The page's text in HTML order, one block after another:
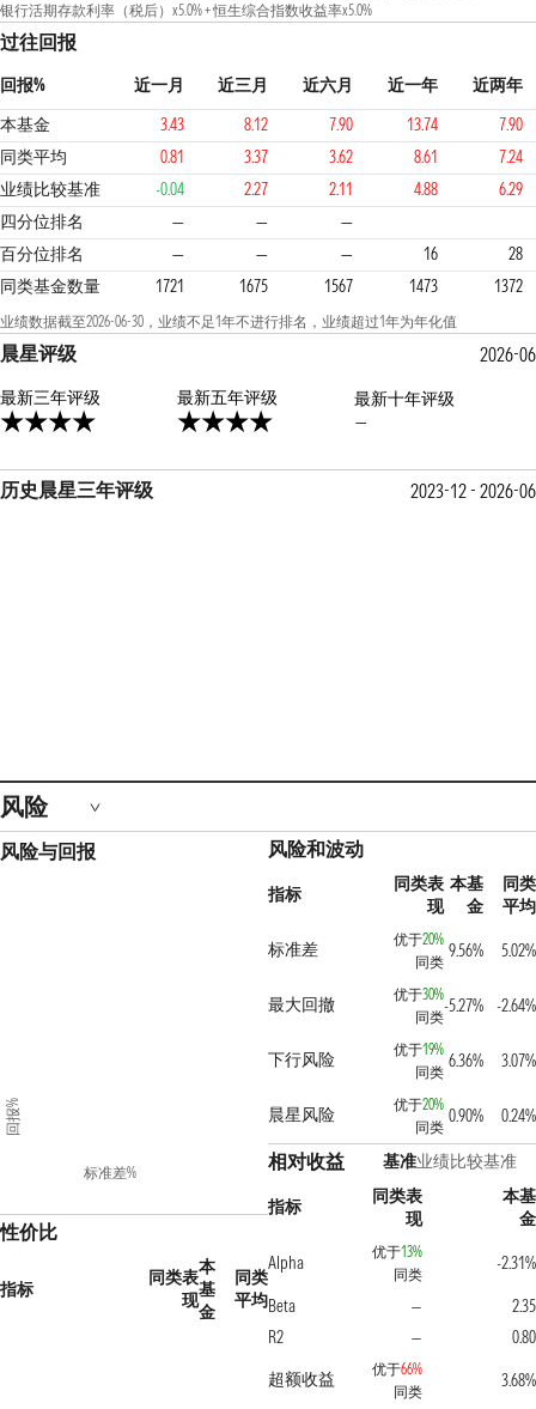
银行活期存款利率（税后）x5.0% + 恒生综合指数收益率x5.0%
过往回报
回报% 近一月 近三月 近六月 近一年
近两年
本基金
3.43 8.12 7.90 13.74
7.90
同类平均
0.81 3.37 3.62 8.61
7.24
业绩比较基准
-0.04 2.27 2.11 4.88
6.29
四分位排名
— — —
1 2 2
百分位排名 — — — 16
28
同类基金数量
1721 1675 1567 1473 1372
业绩数据截至2026-06-30，业绩不足1年不进行排名，业绩超过1年为年化值
晨星评级 2026-06
最新三年评级 最新五年评级
最新十年评级
—
历史晨星三年评级 2023-12 - 2026-06
风险
风险与回报
标准差%
回报%
性价比
指标
同类表
现
本
基
金
同类
平均
风险和波动
指标
同类表
现
本基
金
同类
平均
标准差
优于20%
同类
9.56% 5.02%
最大回撤 优于30%
同类
-5.27% -2.64%
下行风险 优于19%
同类
6.36% 3.07%
晨星风险 优于20%
同类
0.90% 0.24%
相对收益 基准业绩比较基准
指标
同类表
现
本基
金
Alpha
优于13%
同类
-2.31%
Beta
—
2.35
R2
—
0.80
超额收益
优于66%
同类
3.68%